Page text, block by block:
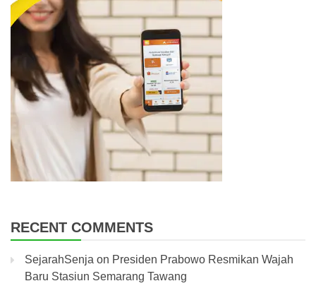
RECENT COMMENTS
SejarahSenja on Presiden Prabowo Resmikan Wajah
Baru Stasiun Semarang Tawang